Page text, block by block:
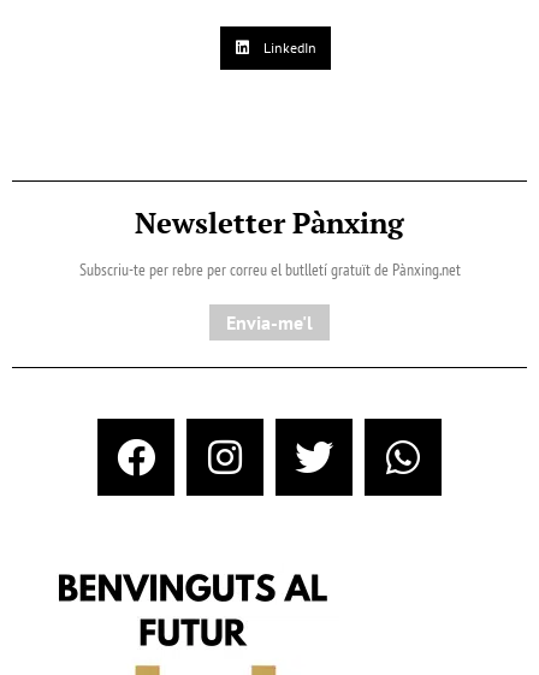
LinkedIn
Newsletter Pànxing
Subscriu-te per rebre per correu el butlletí gratuït de Pànxing.net​
Envia-me'l